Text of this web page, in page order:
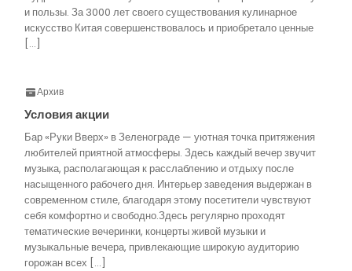
и пользы. За 3000 лет своего существования кулинарное
искусство Китая совершенствовалось и приобретало ценные
[…]
Архив
Условия акции
Бар «Руки Вверх» в Зеленограде — уютная точка притяжения
любителей приятной атмосферы. Здесь каждый вечер звучит
музыка, располагающая к расслаблению и отдыху после
насыщенного рабочего дня. Интерьер заведения выдержан в
современном стиле, благодаря этому посетители чувствуют
себя комфортно и свободно.Здесь регулярно проходят
тематические вечеринки, концерты живой музыки и
музыкальные вечера, привлекающие широкую аудиторию
горожан всех […]